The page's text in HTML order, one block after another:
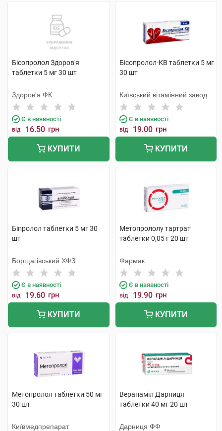
Бісопролол Здоров'я
таблетки 5 мг 30 шт
Здоров'я ФК
Є в наявності
від 16.50 грн
КУПИТИ
Бісопролол-КВ таблетки 5 мг
30 шт
Київський вітамінний завод
Є в наявності
від 19.00 грн
КУПИТИ
Біпролол таблетки 5 мг 30
шт
Борщагівський ХФЗ
Є в наявності
від 19.60 грн
КУПИТИ
Метопрололу тартрат
таблетки 0,05 г 20 шт
Фармак
Є в наявності
від 19.90 грн
КУПИТИ
Метопролол таблетки 50 мг
30 шт
Київмедпрепарат
Верапаміл Дарниця
таблетки 40 мг 20 шт
Дарниця ФФ